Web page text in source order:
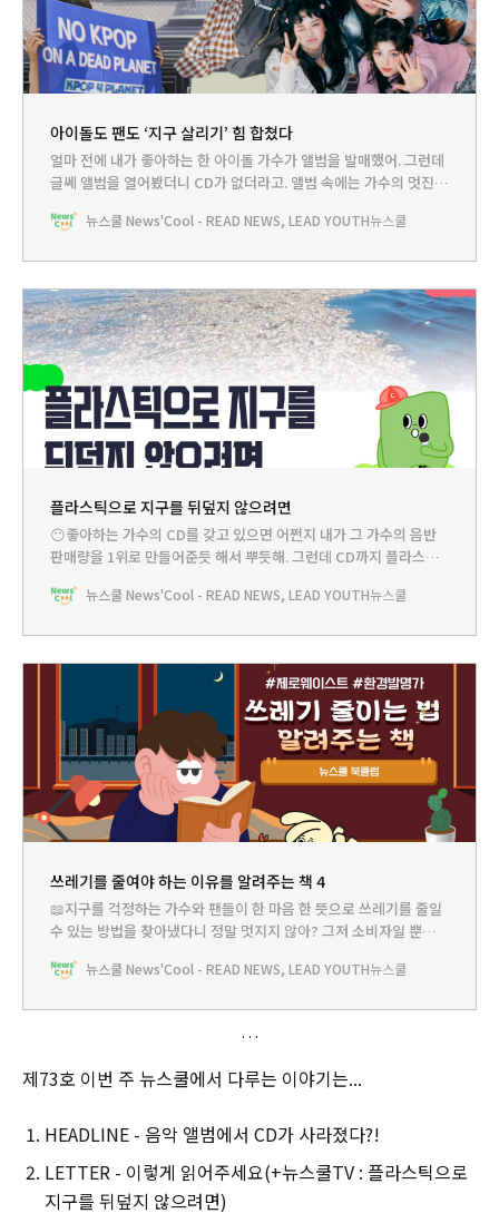
아이돌도 팬도 ‘지구 살리기’ 힘 합쳤다
얼마 전에 내가 좋아하는 한 아이돌 가수가 앨범을 발매했어. 그런데
글쎄 앨범을 열어봤더니 CD가 없더라고. 앨범 속에는 가수의 멋진
게 어떻게 된 일일까? 깜빡하고 CD를 넣지 않은 게 아닐까? 쿨리가
뉴스쿨 News'Cool - READ NEWS, LEAD YOUTH뉴스쿨
플라스틱으로 지구를 뒤덮지 않으려면
😶좋아하는 가수의 CD를 갖고 있으면 어쩐지 내가 그 가수의 음반
판매량을 1위로 만들어준듯 해서 뿌듯해. 그런데 CD까지 플라스틱
쓰는 물건 중에는 플라스틱으로 만든 것들이 무척 많을 거야. 그런 것
뉴스쿨 News'Cool - READ NEWS, LEAD YOUTH뉴스쿨
쓰레기를 줄여야 하는 이유를 알려주는 책 4
📖지구를 걱정하는 가수와 팬들이 한 마음 한 뜻으로 쓰레기를 줄일
수 있는 방법을 찾아냈다니 정말 멋지지 않아? 그저 소비자일 뿐이라
제품을 만들도록 바꿀 수 있다는 거잖아. 너무 많은 쓰레기로 힘겨워
뉴스쿨 News'Cool - READ NEWS, LEAD YOUTH뉴스쿨
제73호 이번 주 뉴스쿨에서 다루는 이야기는...
HEADLINE - 음악 앨범에서 CD가 사라졌다?!
LETTER - 이렇게 읽어주세요(+뉴스쿨TV : 플라스틱으로
지구를 뒤덮지 않으려면)